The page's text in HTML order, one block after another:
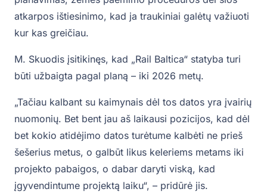
atkarpos ištiesinimo, kad ja traukiniai galėtų važiuoti
kur kas greičiau.
M. Skuodis įsitikinęs, kad „Rail Baltica“ statyba turi
būti užbaigta pagal planą – iki 2026 metų.
„Tačiau kalbant su kaimynais dėl tos datos yra įvairių
nuomonių. Bet bent jau aš laikausi pozicijos, kad dėl
bet kokio atidėjimo datos turėtume kalbėti ne prieš
šešerius metus, o galbūt likus keleriems metams iki
projekto pabaigos, o dabar daryti viską, kad
įgyvendintume projektą laiku“, – pridūrė jis.